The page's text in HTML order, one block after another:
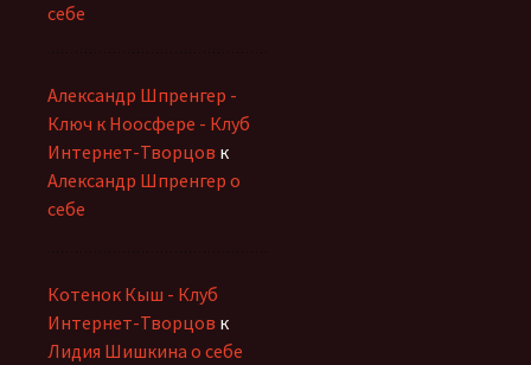
себе
Александр Шпренгер -
Ключ к Ноосфере - Клуб
Интернет-Творцов к
Александр Шпренгер о
себе
Котенок Кыш - Клуб
Интернет-Творцов к
Лидия Шишкина о себе